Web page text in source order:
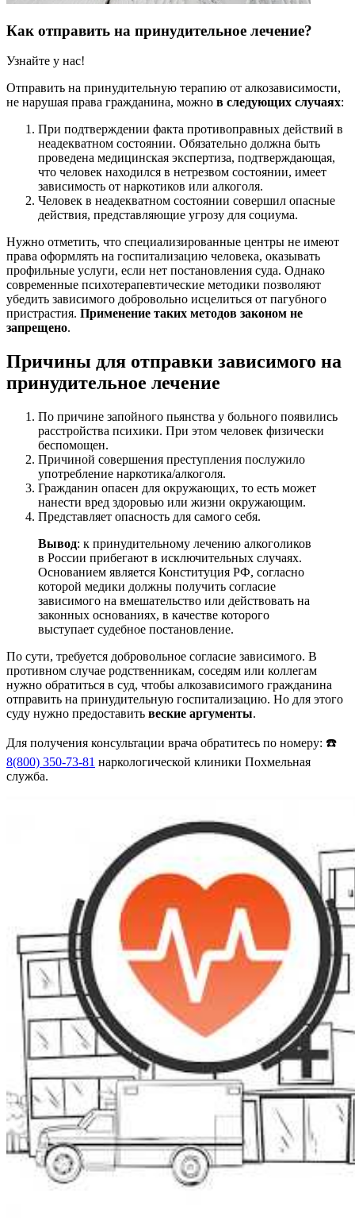
Как отправить на принудительное лечение?
Узнайте у нас!
Отправить на принудительную терапию от алкозависимости,
не нарушая права гражданина, можно в следующих случаях:
При подтверждении факта противоправных действий в
неадекватном состоянии. Обязательно должна быть
проведена медицинская экспертиза, подтверждающая,
что человек находился в нетрезвом состоянии, имеет
зависимость от наркотиков или алкоголя.
Человек в неадекватном состоянии совершил опасные
действия, представляющие угрозу для социума.
Нужно отметить, что специализированные центры не имеют
права оформлять на госпитализацию человека, оказывать
профильные услуги, если нет постановления суда. Однако
современные психотерапевтические методики позволяют
убедить зависимого добровольно исцелиться от пагубного
пристрастия. Применение таких методов законом не
запрещено.
Причины для отправки зависимого на
принудительное лечение
По причине запойного пьянства у больного появились
расстройства психики. При этом человек физически
беспомощен.
Причиной совершения преступления послужило
употребление наркотика/алкоголя.
Гражданин опасен для окружающих, то есть может
нанести вред здоровью или жизни окружающим.
Представляет опасность для самого себя.
Вывод: к принудительному лечению алкоголиков
в России прибегают в исключительных случаях.
Основанием является Конституция РФ, согласно
которой медики должны получить согласие
зависимого на вмешательство или действовать на
законных основаниях, в качестве которого
выступает судебное постановление.
По сути, требуется добровольное согласие зависимого. В
противном случае родственникам, соседям или коллегам
нужно обратиться в суд, чтобы алкозависимого гражданина
отправить на принудительную госпитализацию. Но для этого
суду нужно предоставить веские аргументы.
Для получения консультации врача обратитесь по номеру: ☎️
8(800) 350-73-81 наркологической клиники Похмельная
служба.